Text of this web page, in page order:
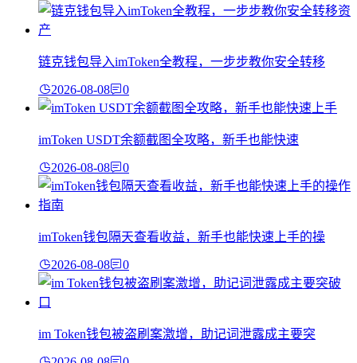
链克钱包导入imToken全教程，一步步教你安全转移
2026-08-08 0
imToken USDT余额截图全攻略，新手也能快速
2026-08-08 0
imToken钱包隔天查看收益，新手也能快速上手的操
2026-08-08 0
im Token钱包被盗刷案激增，助记词泄露成主要突